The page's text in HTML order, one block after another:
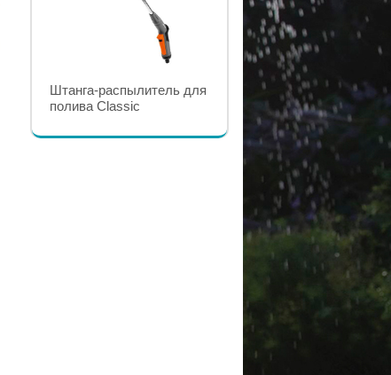
Распылитель для полива
Classic GARDENA
Штанга-распылитель для
полива Classic